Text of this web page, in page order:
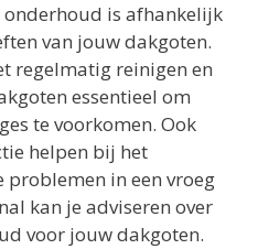
is afhankelijk
van jouw dakgoten.
regelmatig reinigen en
essentieel om
te voorkomen. Ook
helpen bij het
problemen in een vroeg
kan je adviseren over
voor jouw dakgoten.